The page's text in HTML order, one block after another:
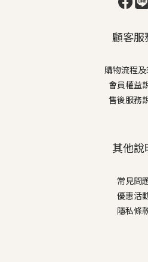
顧客服
購物流程
會員權益
售後服務
其他說
常見問
優惠活
隱私條